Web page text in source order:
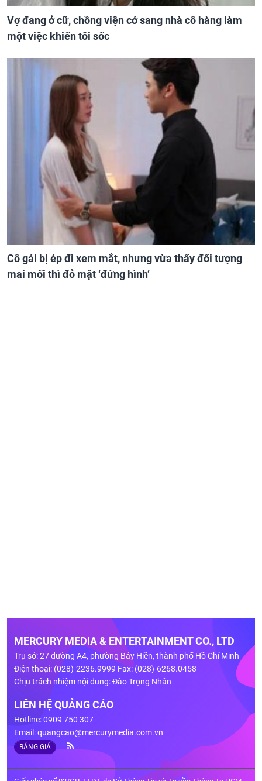
Vợ đang ở cữ, chồng viện cớ sang nhà cô hàng làm
một việc khiến tôi sốc
Cô gái bị ép đi xem mắt, nhưng vừa thấy đối tượng
mai mối thì đỏ mặt ‘đứng hình’
MERCURY MEDIA & ENTERTAINMENT CO., LTD
Trụ sở: 27 đường A4, phường Bảy Hiền, thành phố Hồ Chí Minh
Điện thoại: (028)-2236.9999 Fax: (028)-6268.0458
Chịu trách nhiệm nội dung: Đào Trọng Nhân
LIÊN HỆ QUẢNG CÁO
Hotline: 0909 750 307
Email:quangcao@mercurymedia.com.vn
BẢNG GIÁ